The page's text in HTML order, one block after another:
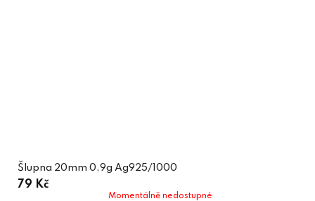
Šlupna 20mm 0,9g Ag925/1000
79 Kč
Momentálně nedostupné